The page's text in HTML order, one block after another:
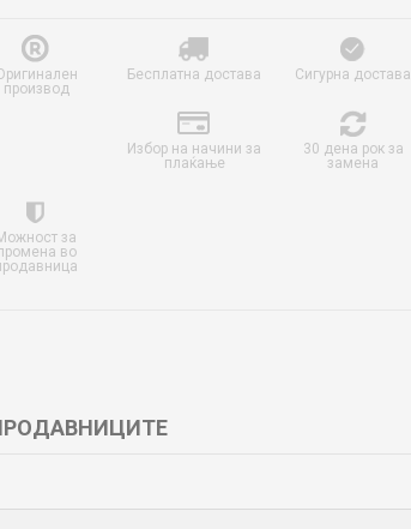
производ
Бесплатна достава Сигурна достава
Избор на начини за
плаќање
30 дена рок за
замена
за
во